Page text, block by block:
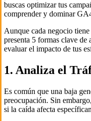
buscas optimizar tus
comprender y dominar
Aunque cada negocio
presenta 5 formas clave
evaluar el impacto de tus
1. Analiza el
Es común que una baja
preocupación. Sin
si la caída afecta